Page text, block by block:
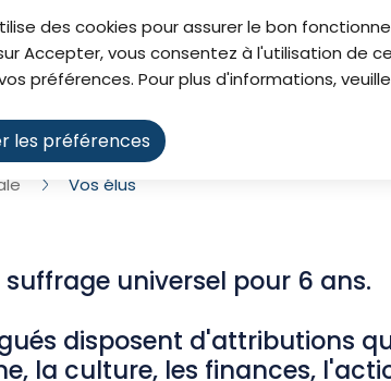
des cookies pour assurer le bon
Accepter, vous consentez à l'utilisation de
préférences. Pour plus d'informations,
les préférences
Vos élus
universel pour 6 ans.
disposent d'attributions
la culture, les finances,